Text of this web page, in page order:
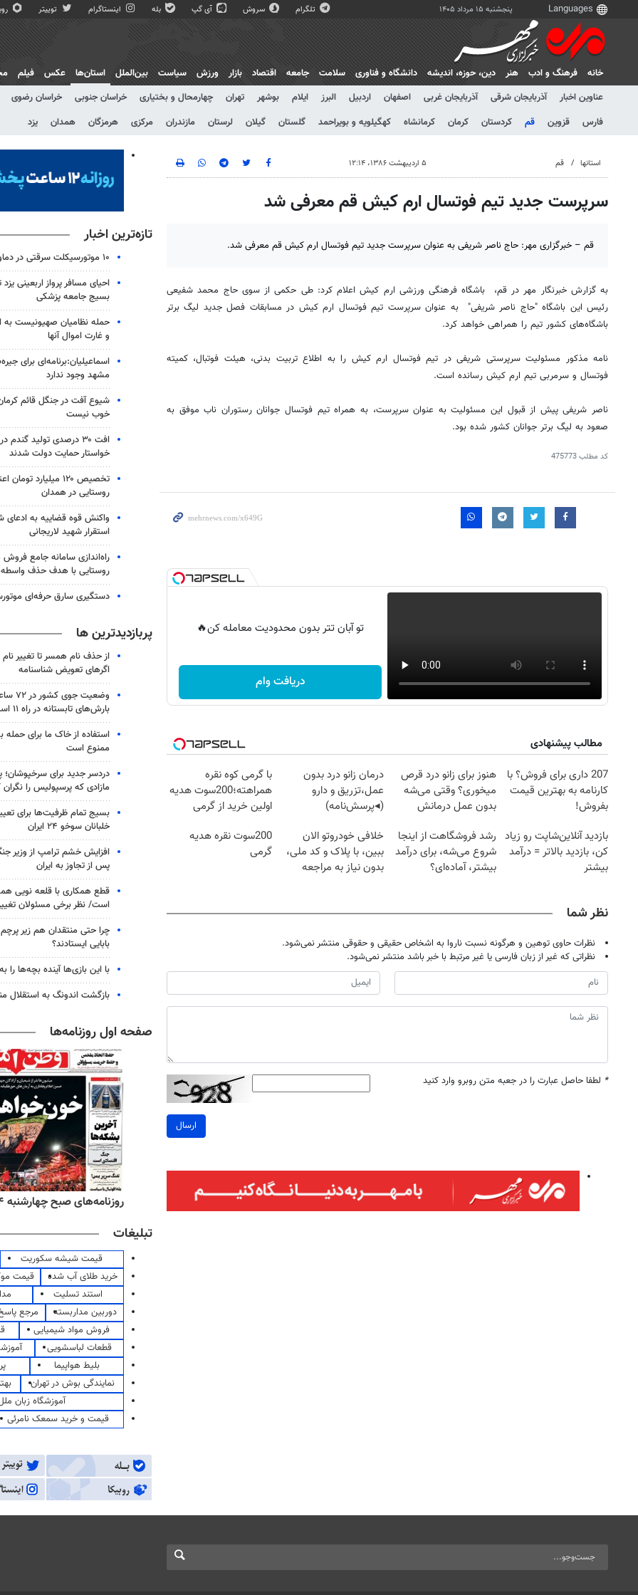
پنجشنبه ۱۵ مرداد ۱۴۰۵ تلگرام سروش آی گپ بله اینستاگرام توییتر
خانه فرهنگ و ادب هنر دين، حوزه، انديشه دانشگاه و فناوری سلامت جامعه اقتصاد بازار ورزش سیاست بین‌الملل
استان‌ها
عناوین اخبار
آذربایجان شرقی آذربایجان غربی اصفهان اردبیل البرز ایلام بوشهر تهران چهارمحال و بختیاری خراسان جنوبی خراسان رضوی
فارس
قزوین قم کردستان کرمان کرمانشاه کهگیلویه و بویراحمد گلستان گیلان لرستان مازندران مرکزی هرمزگان همدان یزد
عکس فیلم
استانها قم ۵ اردیبهشت ۱۳۸۶، ۱۲:۱۴
سرپرست جدید تیم فوتسال ارم کیش قم معرفی شد
قم – خبرگزاری مهر: حاج ناصر شریفی به عنوان سرپرست جدید تیم فوتسال ارم کیش قم معرفی شد.
به گزارش خبرنگار مهر در قم، باشگاه فرهنگی ورزشی ارم کیش اعلام کرد: طی حکمی از سوی حاج محمد شفیعی
رئیس این باشگاه "حاج ناصر شریفی" به عنوان سرپرست تیم فوتسال ارم کیش در مسابقات فصل جدید لیگ برتر
باشگاه‌های کشور تیم را همراهی خواهد کرد.
نامه مذکور مسئولیت سرپرستی شریفی در تیم فوتسال ارم کیش را به اطلاع تربیت بدنی، هیئت فوتبال، کمیته
فوتسال و سرمربی تیم ارم کیش رسانده است.
ناصر شریفی پیش از قبول این مسئولیت به عنوان سرپرست، به همراه تیم فوتسال جوانان رستوران ناب موفق به
صعود به لیگ برتر جوانان کشور شده بود.
کد مطلب475773
تو آبان تتر بدون محدودیت معامله کن🔥
دریافت وام
مطالب پیشنهادی
207 داری برای فروش؟ با
کارنامه به بهترین قیمت
بفروش!
هنوز برای زانو درد قرص
میخوری؟ وقتی می‌شه
بدون عمل درمانش
درمان زانو درد بدون
عمل،تزریق و دارو
(◂پرسش‌نامه)
با گرمی کوه نقره
همراهته؛200سوت هدیه
اولین خرید از گرمی
بازدید آنلاین‌شاپت رو زیاد
کن، بازدید بالاتر = درآمد
بیشتر
رشد فروشگاهت از اینجا
شروع می‌شه، برای درآمد
بیشتر، آماده‌ای؟
خلافی خودروتو الان
ببین، با پلاک و کد ملی،
بدون نیاز به مراجعه
200سوت نقره هدیه
گرمی
نظر شما
نظرات حاوی توهین و هرگونه نسبت ناروا به اشخاص حقیقی و حقوقی منتشر نمی‌شود.
نظراتی که غیر از زبان فارسی یا غیر مرتبط با خبر باشد منتشر نمی‌شود.
* لطفا حاصل عبارت را در جعبه متن روبرو وارد کنید
ارسال
تازه‌ترین اخبار
۱۰ موتورسیکلت سرقتی در دماوند کشف شد
احیای مسافر پرواز اربعینی
بسیج جامعه پزشکی
حمله نظامیان صهیونیست به
و غارت اموال آنها
اسماعیلیان:برنامه‌ای برای
مشهد وجود ندارد
شیوع آفت در جنگل قائم
خوب نیست
افت ۳۰ درصدی تولید گندم
خواستار حمایت دولت شدند
تخصیص ۱۲۰ میلیارد
روستایی در همدان
واکنش قوه قضاییه به
استقرار شهید لاریجانی
راه‌اندازی سامانه جامع
روستایی با هدف حذف
دستگیری سارق حرفه‌ای
پربازدیدترین ها
از حذف نام همسر تا تغییر نام
اگرهای تعویض شناسنامه
وضعیت
بارش‌های تابستانه در راه ۱۱ استان
استفاده از خاک ما برای
ممنوع است
دردسر جدید برای سرخپوشان؛
مازادی که پرسپولیس را نگران
بسیج تمام ظرفیت‌ها برای
خلبانان سوخو ۲۴ ایران
افزایش خشم ترامپ از وزیر
پس از تجاوز به ایران
قطع همکاری با قلعه نویی
است/ نظر برخی مسئولان
چرا حتی منتقدان هم زیر
بابایی ایستادند؟
با این بازی‌ها آینده بچه‌ها را
بازگشت اندونگ به استقلال
صفحه اول روزنامه‌ها
روزنامه‌های اقتصادی پنج‌شنبه ۱۵ مرداد ۱۴۰۵ روزنامه‌های صبح پنج‌شنبه ۱۵ مرداد ۱۴۰۵ روزنامه‌های صبح چهارشنبه ۱۴ مرداد ۱۴۰۵
تبلیغات
قیمت شیشه سکوریت
خرید طلای آب شده
قیمت
استند تسلیت
دوربین مداربسته
مرجع
فروش مواد شیمیایی
قطعات لباسشویی
بلیط هواپیما
نمایندگی بوش در تهران
آموزشگاه زبان
قیمت و خرید سمعک نامرئی